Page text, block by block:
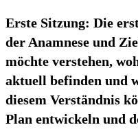
Erste Sitzung: Die
der Anamnese und
möchte verstehen,
aktuell befinden und
diesem Verständnis
Plan entwickeln und